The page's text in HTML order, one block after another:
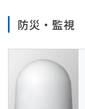
防災・監視